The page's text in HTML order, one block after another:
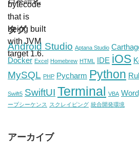
タグ
Android Studio Aptana Studio
Docker Excel Homebrew HTML IDE iOS
MySQL PHP Pycharm Python
Swift5 SwiftUI Terminal VBA
ープシーケンス スクレイピング 統合開発環境
アーカイブ